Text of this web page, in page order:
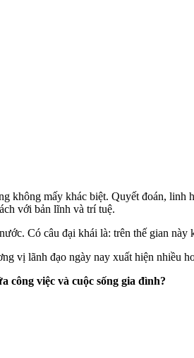
không mấy khác biệt. Quyết đoán,
với bản lĩnh và trí tuệ.
Có câu đại khái là: trên thế gian
vị lãnh đạo ngày nay xuất hiện nhiều
công việc và cuộc sống gia đình?